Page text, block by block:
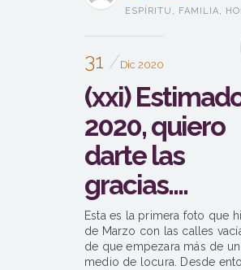
ESPÍRITU , FAMILIA,
31 Dic 2020
(xxi)
2020, quiero
darte las
gracias….
Esta es la primera foto que
de Marzo con las calles
de que empezara más de
medio de locura. Desde